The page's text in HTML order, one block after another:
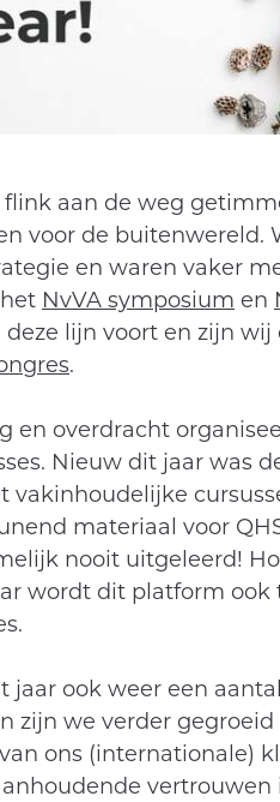
flink aan de weg
voor de buitenwereld.
en waren vaker
NvVA symposium en
lijn voort en zijn
.
en overdracht
Nieuw dit jaar was
vakinhoudelijke
materiaal voor
nooit uitgeleerd!
wordt dit platform ook
jaar ook weer een
zijn we verder
ons (internationale)
vertrouwen